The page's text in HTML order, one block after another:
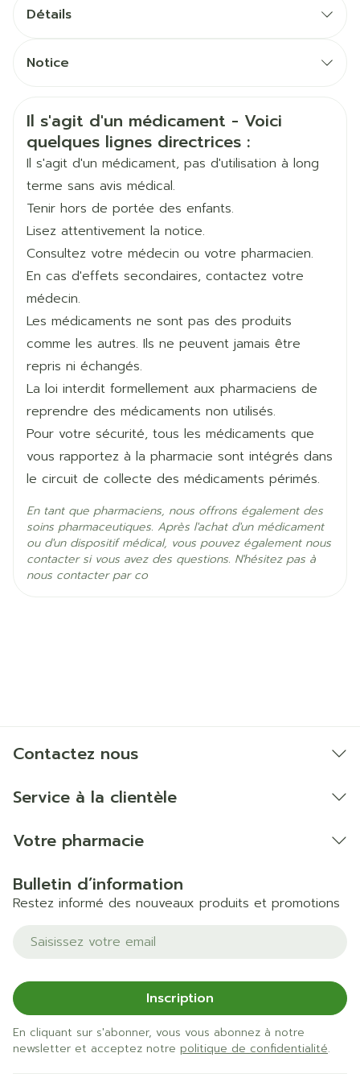
administrés par voie systémique en monothérapie
de diminuer ce risque, on associe
est en place (voir la rubrique "Précautions
particulières" ). Chez les femmes
hystérectomisées, il ne faut pas associer de
progestatif à l'estrogène.
Un traitement aux estrogènes permet de lutter
contre la perte osseuse postménopausique et
peut, en cas d'administration prolongée, réduire
l'incidence des fractures. En prévention de
l'ostéoporose, il n'est cependant pas
recommandé de traiter à long terme les femmes
ménopausées par des estrogènes (en
association ou non à des progestatifs) étant
donné que le rapport bénéfice/risque global
n'est pas suffisamment clair, et qu'il existe
d'autres traitements à cette fin.
A l'heure actuelle, il n'est pas établi que
l'efficacité et les effets indésirables des
estrogènes administrés par voie transdermique
ou en implant diffèrent de ceux observés avec
d'autres voies d'administration.
décoloration de la peau, particulièrement du
Détails
Marques Exeltis Hc
Largeur 55 mm
Longueur 104 mm
Profondeur 40 mm
Ingrédients
Actifs
diénogest, estradiol valérate
Préservation
Température ambiante (15°C -
25°C)
Notice
Informations sur la sécurité
Il s'agit d'un médicament - Voici
quelques lignes directrices :
Il s'agit d'un médicament, pas d'utilisation à long
terme sans avis médical.
Tenir hors de portée des enfants.
Lisez attentivement la notice.
Consultez votre médecin ou votre pharmacien.
En cas d'effets secondaires, contactez votre
médecin.
Les médicaments ne sont pas des produits
comme les autres. Ils ne peuvent jamais être
repris ni échangés.
La loi interdit formellement aux pharmaciens de
reprendre des médicaments non utilisés.
Pour votre sécurité, tous les médicaments que
vous rapportez à la pharmacie sont intégrés dans
le circuit de collecte des médicaments périmés.
En tant que pharmaciens, nous offrons également des
soins pharmaceutiques. Après l'achat d'un médicament
ou d'un dispositif médical, vous pouvez également nous
contacter si vous avez des questions. N'hésitez pas à
nous contacter par co
Contactez nous
Service à la clientèle
Votre pharmacie
Bulletin d’information
Restez informé des nouveaux produits et promotions
Adresse mail
Inscription
En cliquant sur s'abonner, vous vous abonnez à notre
newsletter et acceptez notre politique de confidentialité.